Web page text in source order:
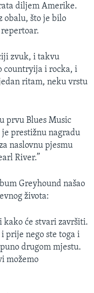
diljem Amerike.
obalu, što je bilo
zvuk, i takvu
countryija i rocka, i
ritam, neku vrstu
prvu Blues Music
prestižnu nagradu
naslovnu pjesmu
River.”
Greyhound našao
života:
kako će stvari završiti.
prije nego ste toga i
drugom mjestu.
možemo